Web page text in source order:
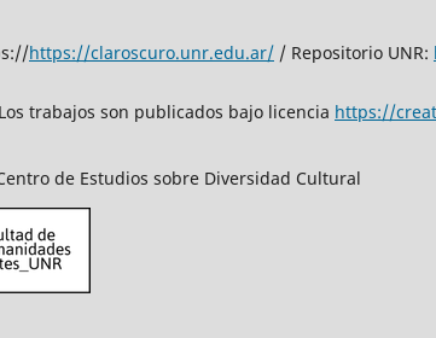
https://claroscuro.unr.edu.ar/ / Repositorio UNR:
Los trabajos son publicados bajo licencia https://
de Estudios sobre Diversidad Cultural